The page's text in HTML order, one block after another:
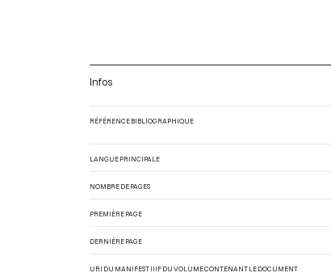
Infos
RÉFÉRENCE BIBLIOGRAPHIQUE
LANGUE PRINCIPALE
NOMBRE DE PAGES
PREMIÈRE PAGE
DERNIÈRE PAGE
URI DU MANIFEST IIIF DU VOLUME CONTENANT LE DOCUMENT